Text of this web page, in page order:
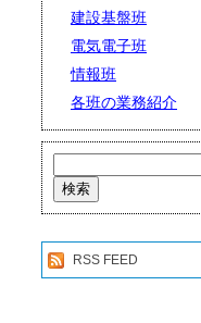
建設基盤班
電気電子班
情報班
各班の業務紹介
RSS FEED